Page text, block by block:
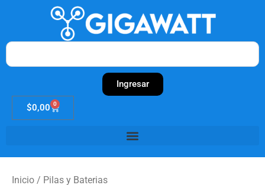
contenido
Search
Ingresar
$0,00 0
Cart
Inicio / Pilas y Baterias